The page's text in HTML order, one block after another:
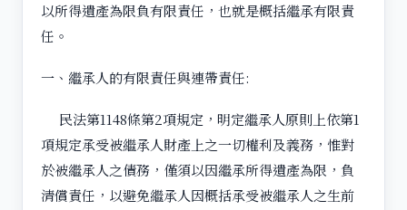
以所得遺產為限負有限責任，也就是概括繼承有限責
任。
一、繼承人的有限責任與連帶責任:
民法第1148條第2項規定，明定繼承人原則上依第1
項規定承受被繼承人財產上之一切權利及義務，惟對
於被繼承人之債務，僅須以因繼承所得遺產為限，負
清償責任，以避免繼承人因概括承受被繼承人之生前